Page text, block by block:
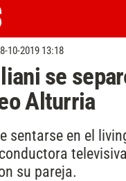
10-2019 13:18
se
Alturria
sentarse en el
su pareja.